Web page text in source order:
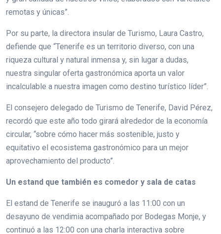
remotas y únicas”.
Por su parte, la directora insular de Turismo, Laura Castro,
defiende que “Tenerife es un territorio diverso, con una
riqueza cultural y natural inmensa y, sin lugar a dudas,
nuestra singular oferta gastronómica aporta un valor
incalculable a nuestra imagen como destino turístico líder”.
El consejero delegado de Turismo de Tenerife, David Pérez,
recordó que este año todo girará alrededor de la economía
circular, “sobre cómo hacer más sostenible, justo y
equitativo el ecosistema gastronómico para un mejor
aprovechamiento del producto”.
Un estand que también es comedor y sala de catas
El estand de Tenerife se inauguró a las 11:00 con un
desayuno de vendimia acompañado por Bodegas Monje, y
continuó a las 12:00 con una charla interactiva sobre